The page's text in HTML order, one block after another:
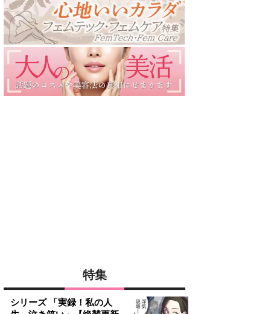
特集
シリーズ 「実録！私の人